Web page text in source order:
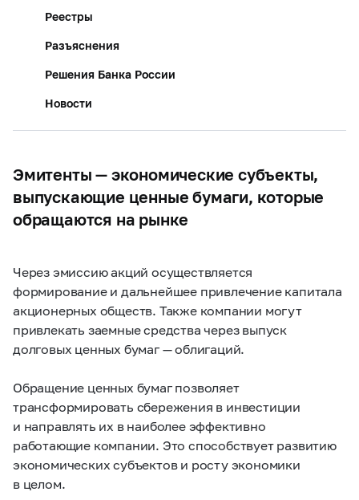
Реестры
Разъяснения
Решения Банка России
Новости
Эмитенты — экономические субъекты,
выпускающие ценные бумаги, которые
обращаются на рынке
Через эмиссию акций осуществляется
формирование и дальнейшее привлечение капитала
акционерных обществ. Также компании могут
привлекать заемные средства через выпуск
долговых ценных бумаг — облигаций.
Обращение ценных бумаг позволяет
трансформировать сбережения в инвестиции
и направлять их в наиболее эффективно
работающие компании. Это способствует развитию
экономических субъектов и росту экономики
в целом.